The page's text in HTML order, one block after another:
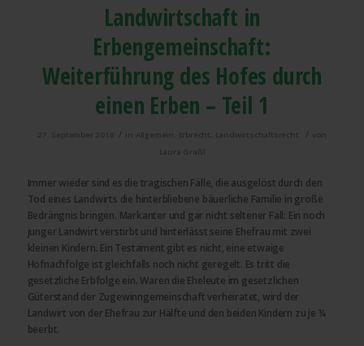
Landwirtschaft in
Erbengemeinschaft:
Weiterführung des Hofes durch
einen Erben – Teil 1
Immer wieder sind es die tragischen Fälle, die ausgelöst durch den
Tod eines Landwirts die hinterbliebene bäuerliche Familie in große
Bedrängnis bringen. Markanter und gar nicht seltener Fall: Ein noch
junger Landwirt verstirbt und hinterlässt seine Ehefrau mit zwei
kleinen Kindern. Ein Testament gibt es nicht, eine etwaige
Hofnachfolge ist gleichfalls noch nicht geregelt. Es tritt die
gesetzliche Erbfolge ein. Waren die Eheleute im gesetzlichen
Güterstand der Zugewinngemeinschaft verheiratet, wird der
Landwirt von der Ehefrau zur Hälfte und den beiden Kindern zu je ¼
beerbt.